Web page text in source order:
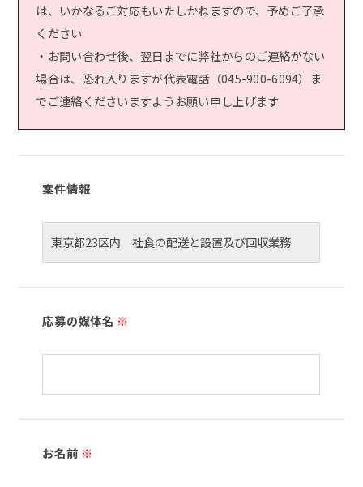
は、いかなるご対応もいたしかねますので、予めご了承
ください
・お問い合わせ後、翌日までに弊社からのご連絡がない
場合は、恐れ入りますが代表電話（045-900-6094）ま
でご連絡くださいますようお願い申し上げます
案件情報
応募の媒体名 ※
お名前 ※